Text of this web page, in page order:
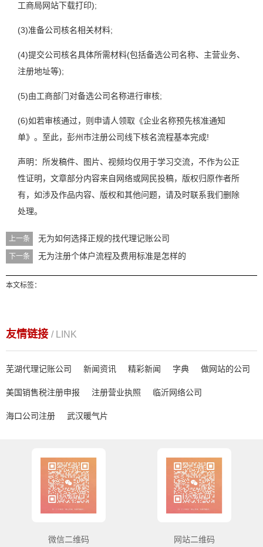
工商局网站下载打印);
(3)准备公司核名相关材料;
(4)提交公司核名具体所需材料(包括备选公司名称、主营业务、
注册地址等);
(5)由工商部门对备选公司名称进行审核;
(6)如若审核通过，则申请人领取《企业名称预先核准通知
单》。至此，彭州市注册公司线下核名流程基本完成!
声明：所发稿件、图片、视频均仅用于学习交流，不作为公正
性证明，文章部分内容来自网络或网民投稿，版权归原作者所
有，如涉及作品内容、版权和其他问题，请及时联系我们删除
处理。
上一条 无为如何选择正规的找代理记账公司
下一条 无为注册个体户流程及费用标准是怎样的
本文标签：
友情链接 / LINK
芜湖代理记账公司 新闻资讯 精彩新闻 字典 做网站的公司
美国销售税注册申报 注册营业执照 临沂网络公司
海口公司注册 武汉暖气片
微信二维码 网站二维码